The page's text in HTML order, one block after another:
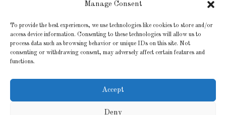
Manage Consent
To provide the best experiences, we use technologies like cookies to store and/or
access device information. Consenting to these technologies will allow us to
process data such as browsing behavior or unique IDs on this site. Not
consenting or withdrawing consent, may adversely affect certain features and
functions.
Accept
Deny
komento ja ala humista kohti uusia galakseja.
Ja kerro sitten, mitä sait aikaiseksi.